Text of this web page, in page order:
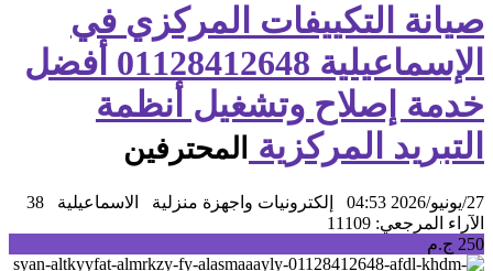
صيانة التكييفات المركزي في
الإسماعيلية 01128412648 أفضل
خدمة إصلاح وتشغيل أنظمة
التبريد المركزية
المحترفين
27/يونيو/2026 04:53 إلكترونيات واجهزة منزلية الاسماعيلية
38
الآراء المرجعي: 11109
250 ج.م